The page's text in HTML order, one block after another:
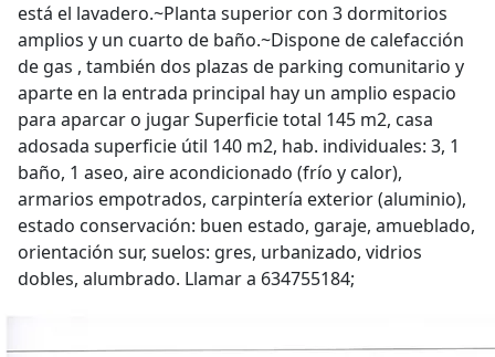
está el lavadero.~Planta superior con 3 dormitorios
amplios y un cuarto de baño.~Dispone de calefacción
de gas , también dos plazas de parking comunitario y
aparte en la entrada principal hay un amplio espacio
para aparcar o jugar Superficie total 145 m2, casa
adosada superficie útil 140 m2, hab. individuales: 3, 1
baño, 1 aseo, aire acondicionado (frío y calor),
armarios empotrados, carpintería exterior (aluminio),
estado conservación: buen estado, garaje, amueblado,
orientación sur, suelos: gres, urbanizado, vidrios
dobles, alumbrado. Llamar a 634755184;